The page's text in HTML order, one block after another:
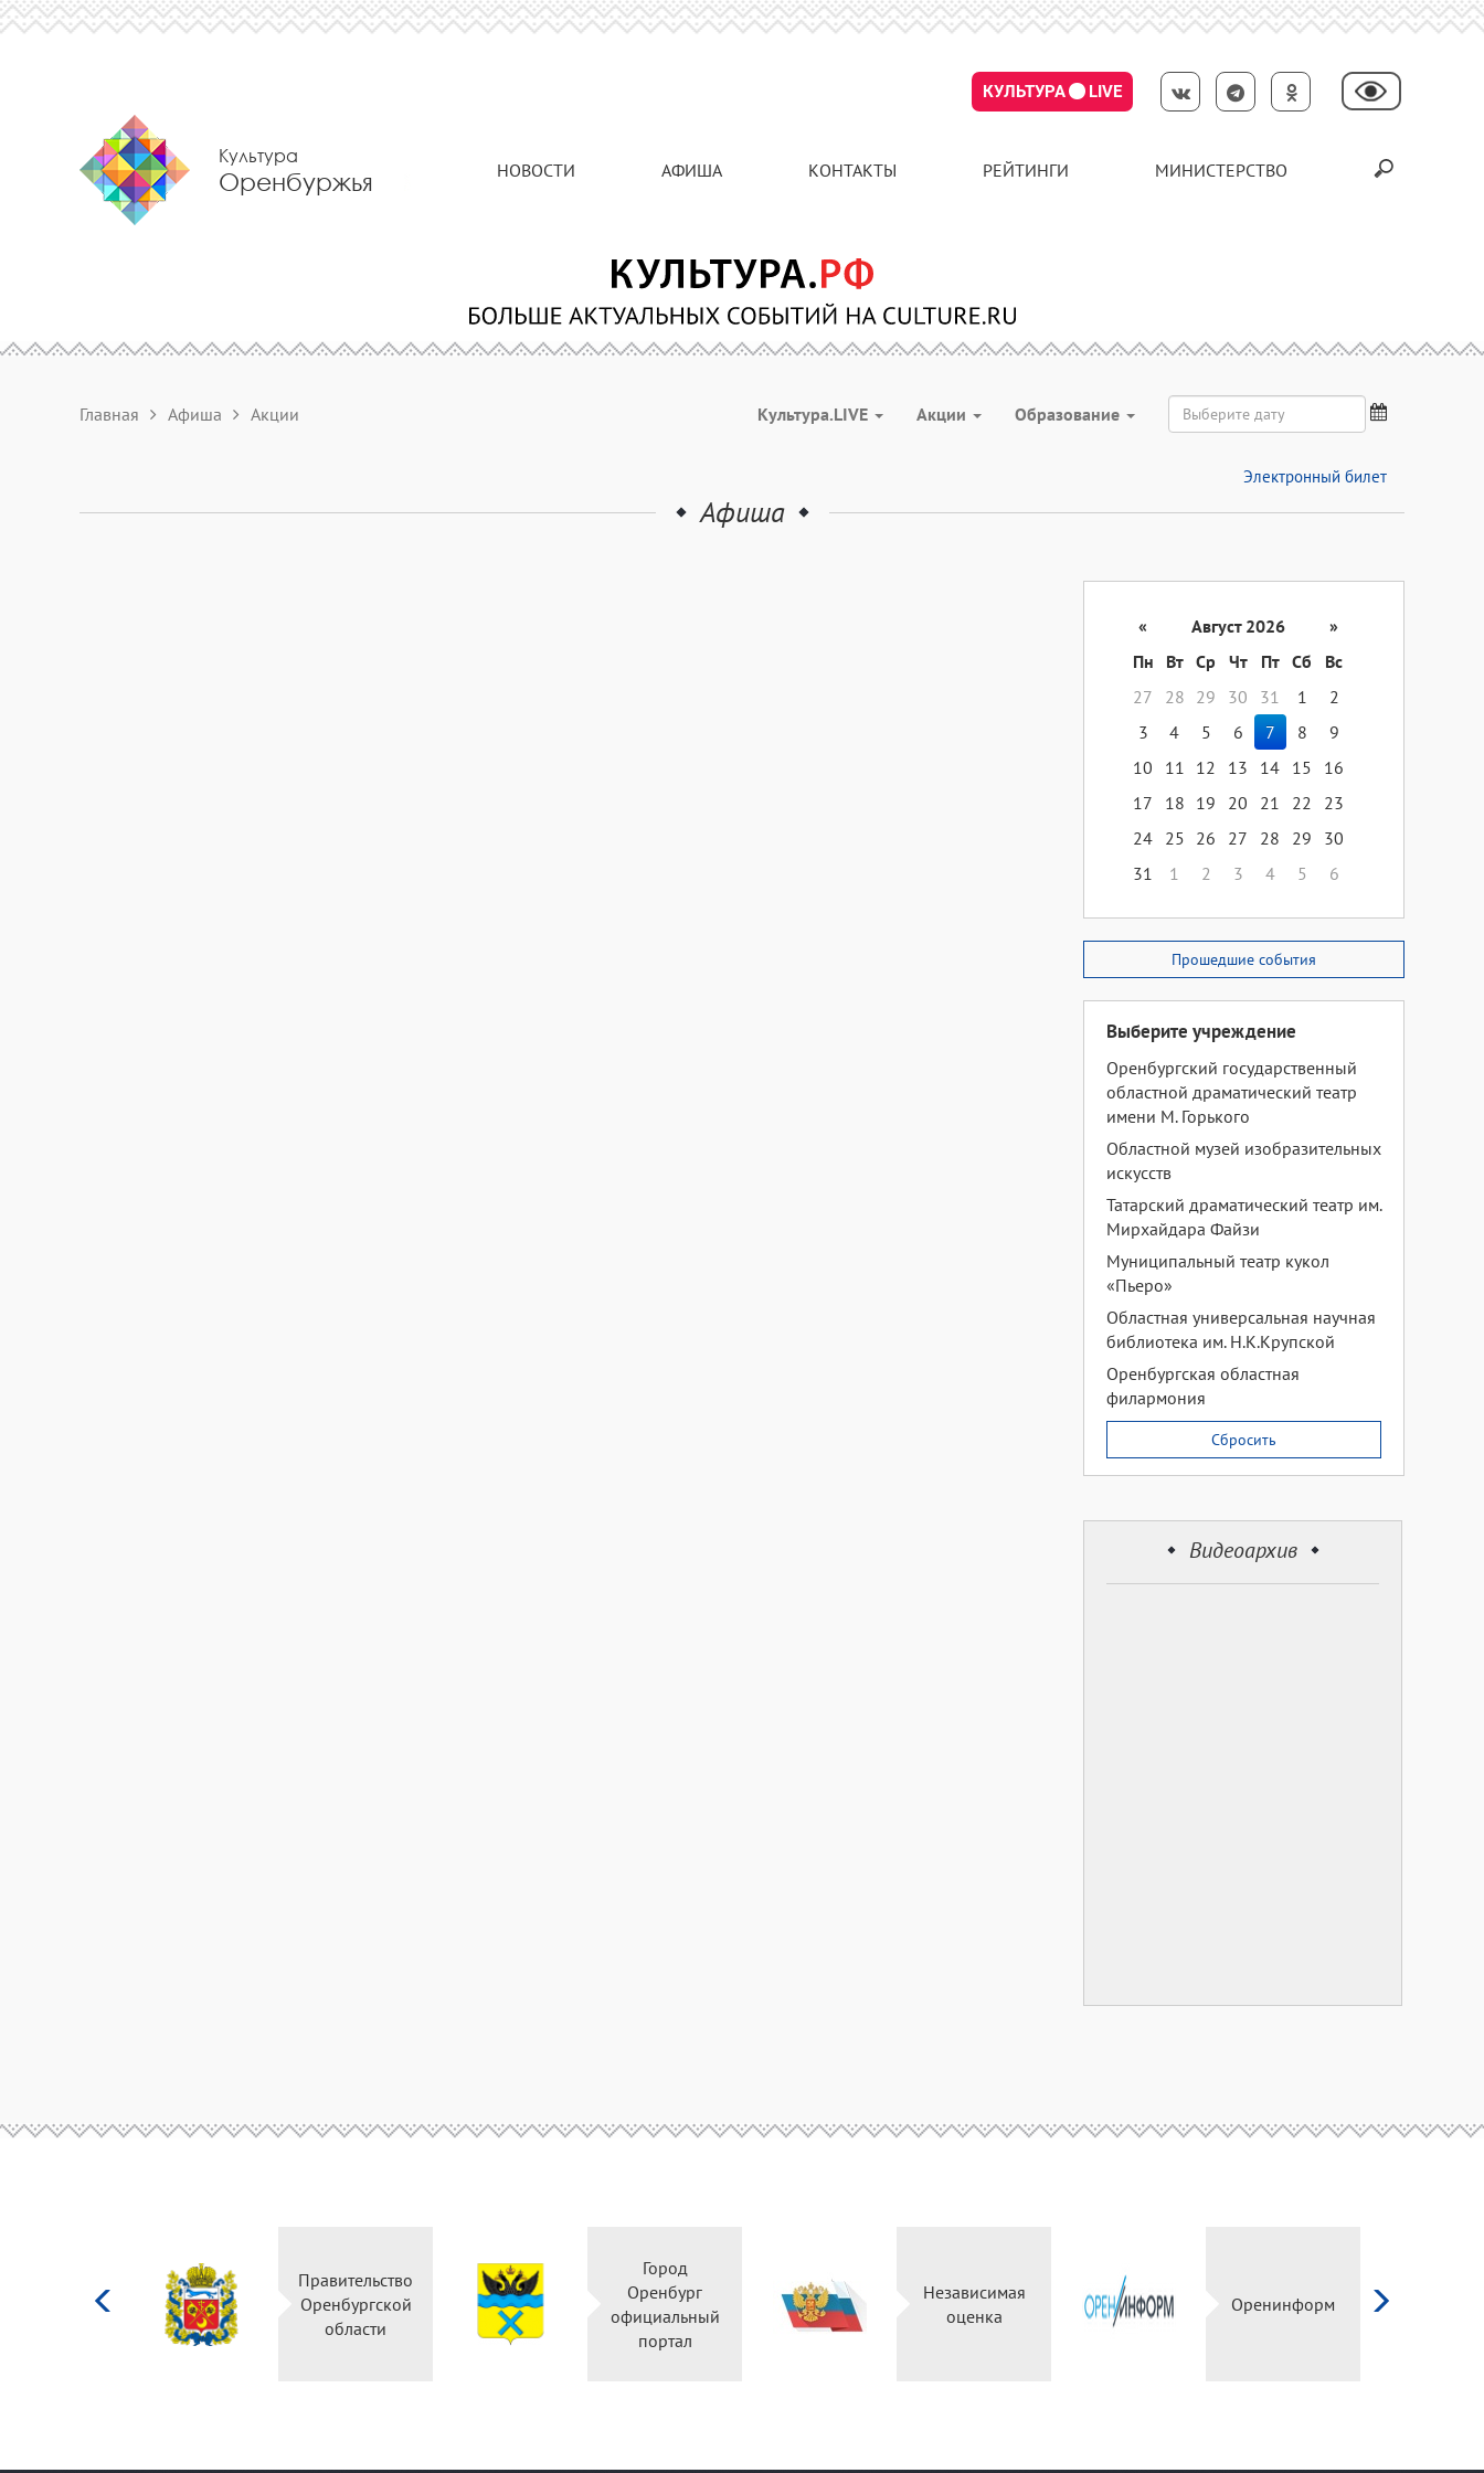
КУЛЬТУРА LIVE
Культура
Оренбуржья НОВОСТИ АФИША КОНТАКТЫ РЕЙТИНГИ МИНИСТЕРСТВО
Главная Афиша Акции Культура.LIVE Акции Образование
Электронный билет
Афиша
« Август 2026
»
Пн
Вт Ср Чт Пт Сб
Вс
27
28 29 30 31 1
2
3
4 5 6 7 8
9
10
11 12 13 14 15
16
17
18 19 20 21 22
23
24 25 26 27 28 29
30
31
1 2 3 4 5 6
Прошедшие события
Выберите учреждение
Оренбургский государственный
областной драматический театр
имени М. Горького
Областной музей изобразительных
искусств
Татарский драматический театр им.
Мирхайдара Файзи
Муниципальный театр кукол
«Пьеро»
Областная универсальная научная
библиотека им. Н.К.Крупской
Оренбургская областная
филармония
Сбросить
Видеоархив
Правительство
Оренбургской
области
Город
Оренбург
официальный
портал
Независимая
оценка
Оренинформ